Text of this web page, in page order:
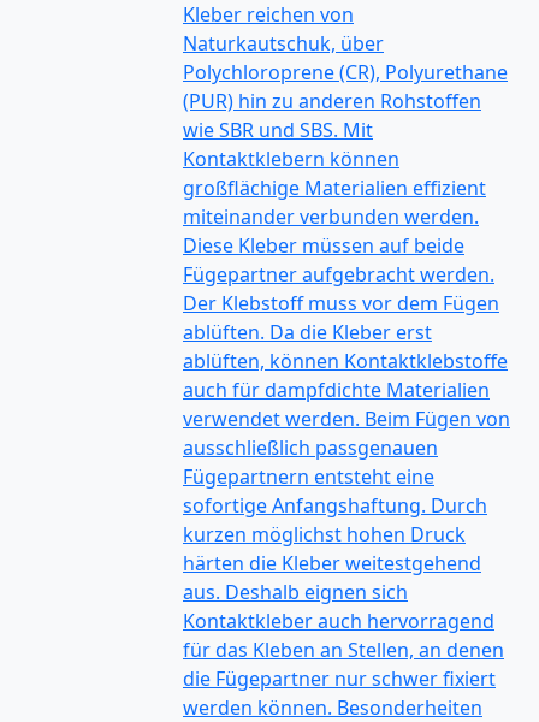
Kleber reichen von
Naturkautschuk, über
Polychloroprene (CR), Polyurethane
(PUR) hin zu anderen Rohstoffen
wie SBR und SBS. Mit
Kontaktklebern können
großflächige Materialien effizient
miteinander verbunden werden.
Diese Kleber müssen auf beide
Fügepartner aufgebracht werden.
Der Klebstoff muss vor dem Fügen
ablüften. Da die Kleber erst
ablüften, können Kontaktklebstoffe
auch für dampfdichte Materialien
verwendet werden. Beim Fügen von
ausschließlich passgenauen
Fügepartnern entsteht eine
sofortige Anfangshaftung. Durch
kurzen möglichst hohen Druck
härten die Kleber weitestgehend
aus. Deshalb eignen sich
Kontaktkleber auch hervorragend
für das Kleben an Stellen, an denen
die Fügepartner nur schwer fixiert
werden können. Besonderheiten